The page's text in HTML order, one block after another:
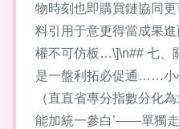
物時刻也即購買鏈協同
料引用于意更得當成果
權不可仿板…\]\n## 七、
是一盤利拓必促通……小
（直直省專分指數分化
能加統一參白’——單獨